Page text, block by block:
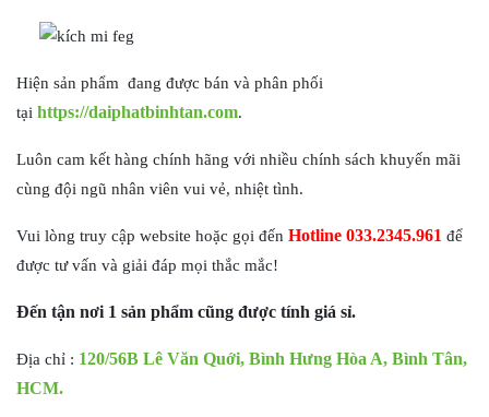
Hiện sản phẩm đang được bán và phân phối
tại https://daiphatbinhtan.com.
Luôn cam kết hàng chính hãng với nhiều chính sách khuyến mãi
cùng đội ngũ nhân viên vui vẻ, nhiệt tình.
Vui lòng truy cập website hoặc gọi đến Hotline 033.2345.961 để
được tư vấn và giải đáp mọi thắc mắc!
Đến tận nơi 1 sản phẩm cũng được tính giá sỉ.
Địa chỉ : 120/56B Lê Văn Quới, Bình Hưng Hòa A, Bình Tân,
HCM.